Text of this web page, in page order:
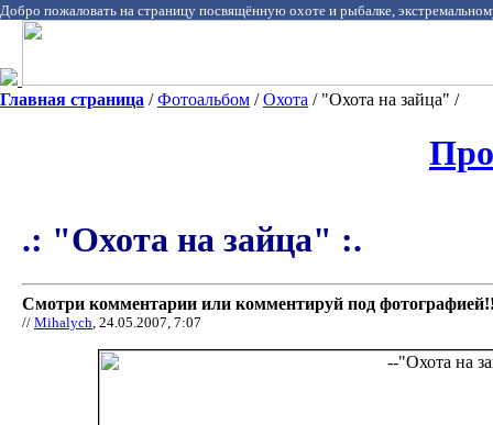
Добро пожаловать на страницу посвящённую охоте и рыбалке,
Главная страница /Фотоальбом /Охота / "Охота на зайца" /
.: "Охота на зайца" :.
Смотри комментарии или комментируй под
// Mihalych, 24.05.2007, 7:07